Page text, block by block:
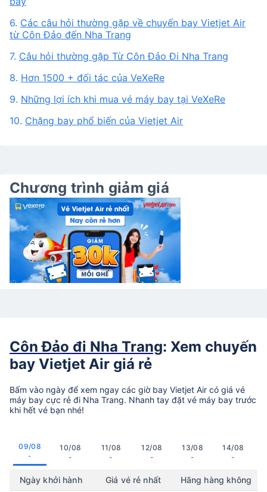
6. Các câu hỏi thường gặp về chuyến bay Vietjet Air
từ Côn Đảo đến Nha Trang
7. Câu hỏi thường gặp Từ Côn Đảo Đi Nha Trang
8. Hơn 1500 + đối tác của VeXeRe
9. Những lợi ích khi mua vé máy bay tại VeXeRe
10. Chặng bay phổ biến của Vietjet Air
Chương trình giảm giá
Côn Đảo đi Nha Trang: Xem chuyến
bay Vietjet Air giá rẻ
Bấm vào ngày để xem ngay các giờ bay Vietjet Air có giá vé
máy bay cực rẻ đi Nha Trang. Nhanh tay đặt vé máy bay trước
khi hết vé bạn nhé!
09/08
-
10/08
-
11/08
-
12/08
-
13/08
-
14/08
-
Ngày khởi hành Giá vé rẻ nhất Hãng hàng không